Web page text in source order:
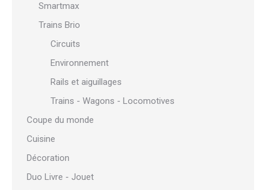
Smartmax
Trains Brio
Circuits
Environnement
Rails et aiguillages
Trains - Wagons - Locomotives
Coupe du monde
Cuisine
Décoration
Duo Livre - Jouet